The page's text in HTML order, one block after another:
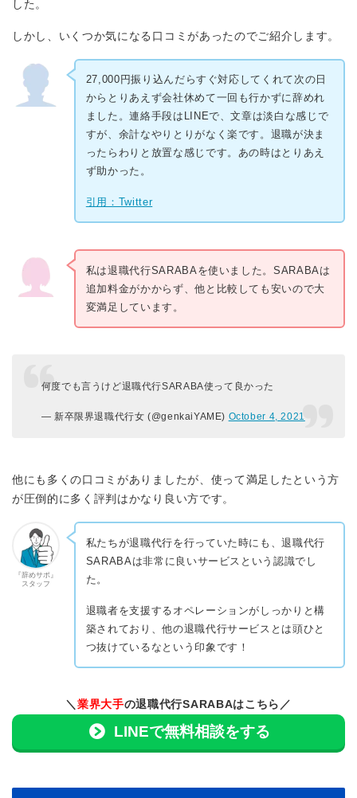
した。
しかし、いくつか気になる口コミがあったのでご紹介します。
27,000円振り込んだらすぐ対応してくれて次の日
からとりあえず会社休めて一回も行かずに辞めれ
ました。連絡手段はLINEで、文章は淡白な感じで
すが、余計なやりとりがなく楽です。退職が決ま
ったらわりと放置な感じです。あの時はとりあえ
ず助かった。
引用：Twitter
私は退職代行SARABAを使いました。SARABAは
追加料金がかからず、他と比較しても安いので大
変満足しています。
何度でも言うけど退職代行SARABA使って良かった
— 新卒限界退職代行女 (@genkaiYAME) October 4, 2021
他にも多くの口コミがありましたが、使って満足したという方
が圧倒的に多く評判はかなり良い方です。
『辞めサポ』
スタッフ
私たちが退職代行を行っていた時にも、退職代行
SARABAは非常に良いサービスという認識でし
た。
退職者を支援するオペレーションがしっかりと構
築されており、他の退職代行サービスとは頭ひと
つ抜けているなという印象です！
＼業界大手の退職代行SARABAはこちら／
LINEで無料相談をする